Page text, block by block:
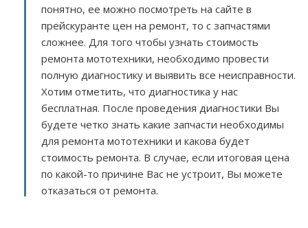
понятно, ее можно посмотреть на сайте в
прейскуранте цен на ремонт, то с запчастями
сложнее. Для того чтобы узнать стоимость
ремонта мототехники, необходимо провести
полную диагностику и выявить все неисправности.
Хотим отметить, что диагностика у нас
бесплатная. После проведения диагностики Вы
будете четко знать какие запчасти необходимы
для ремонта мототехники и какова будет
стоимость ремонта. В случае, если итоговая цена
по какой-то причине Вас не устроит, Вы можете
отказаться от ремонта.